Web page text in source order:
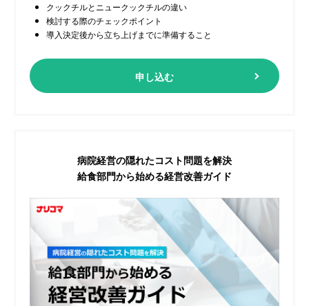
クックチルとニュークックチルの違い
検討する際のチェックポイント
導入決定後から立ち上げまでに準備すること
申し込む
病院経営の隠れたコスト問題を解決
給食部門から始める経営改善ガイド